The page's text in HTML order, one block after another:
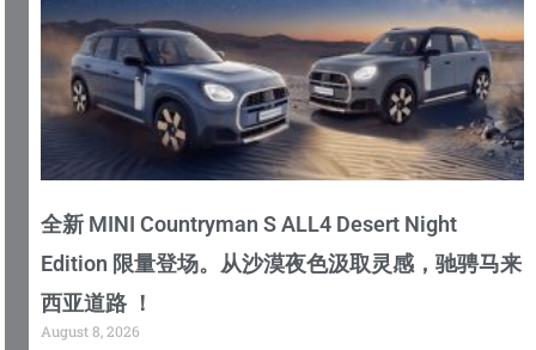
全新 MINI Countryman S ALL4 Desert Night
Edition 限量登场。从沙漠夜色汲取灵感，驰骋马来
西亚道路 ！
August 8, 2026